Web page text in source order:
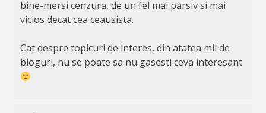
bine-mersi cenzura, de un fel mai parsiv si mai
vicios decat cea ceausista.
Cat despre topicuri de interes, din atatea mii de
bloguri, nu se poate sa nu gasesti ceva interesant